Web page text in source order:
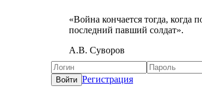
«Война кончается тогда, когда
последний павший солдат».
А.В. Суворов
Регистрация